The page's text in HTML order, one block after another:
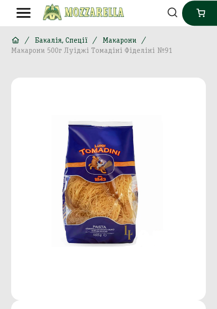
Бакалія, Спеції
Макарони
Макарони 500г Луіджі Томадіні Фіделіні №91